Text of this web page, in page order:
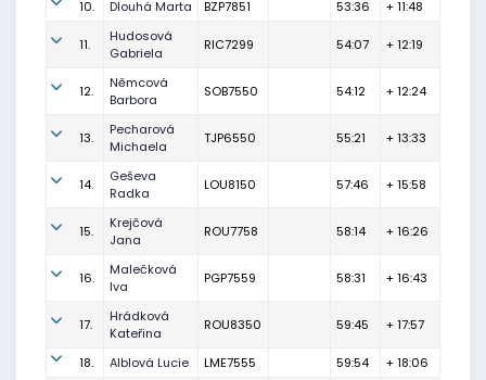
10. Dlouhá Marta BZP7851 53:36 + 11:48
11.
Hudosová
Gabriela
RIC7299 54:07 + 12:19
12.
Němcová
Barbora
SOB7550 54:12 + 12:24
13.
Pecharová
Michaela
TJP6550 55:21 + 13:33
14.
Geševa
Radka
LOU8150 57:46 + 15:58
15.
Krejčová
Jana
ROU7758 58:14 + 16:26
16.
Malečková
Iva
PGP7559 58:31 + 16:43
17.
Hrádková
Kateřina
ROU8350 59:45 + 17:57
18. Alblová Lucie LME7555 59:54 + 18:06